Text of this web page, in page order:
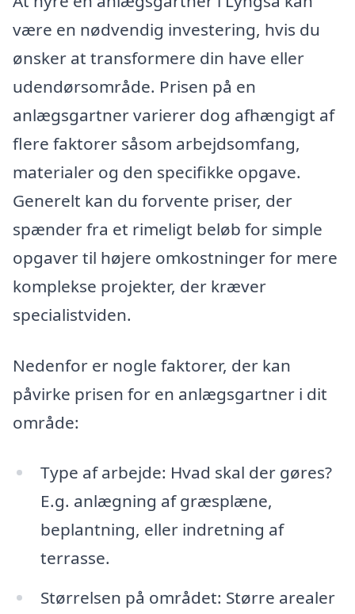
være en nødvendig investering, hvis du
ønsker at transformere din have eller
udendørsområde. Prisen på en
anlægsgartner varierer dog afhængigt af
flere faktorer såsom arbejdsomfang,
materialer og den specifikke opgave.
Generelt kan du forvente priser, der
spænder fra et rimeligt beløb for simple
opgaver til højere omkostninger for mere
komplekse projekter, der kræver
specialistviden.
Nedenfor er nogle faktorer, der kan
påvirke prisen for en anlægsgartner i dit
område:
Type af arbejde: Hvad skal der gøres?
E.g. anlægning af græsplæne,
beplantning, eller indretning af
terrasse.
Størrelsen på området: Større arealer